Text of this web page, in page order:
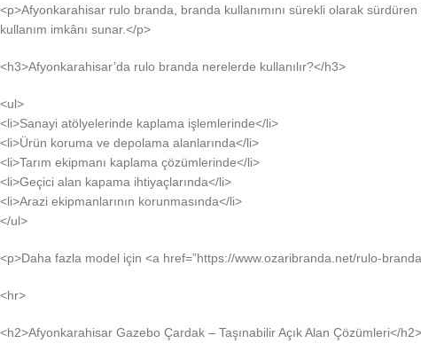
<p>Afyonkarahisar rulo branda, branda kullanımını sürekli olarak
kullanım imkânı sunar.</p>
<h3>Afyonkarahisar’da rulo branda nerelerde kullanılır?</h3>
<ul>
<li>Sanayi atölyelerinde kaplama işlemlerinde</li>
<li>Ürün koruma ve depolama alanlarında</li>
<li>Tarım ekipmanı kaplama çözümlerinde</li>
<li>Geçici alan kapama ihtiyaçlarında</li>
<li>Arazi ekipmanlarının korunmasında</li>
</ul>
<p>Daha fazla model için <a href=”https://www.ozaribranda.net/rulo-
<hr>
<h2>Afyonkarahisar Gazebo Çardak – Taşınabilir Açık Alan Çözümleri</h2>